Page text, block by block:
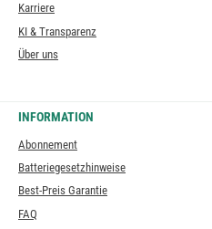
Karriere
KI & Transparenz
Über uns
INFORMATION
Abonnement
Batteriegesetzhinweise
Best-Preis Garantie
FAQ